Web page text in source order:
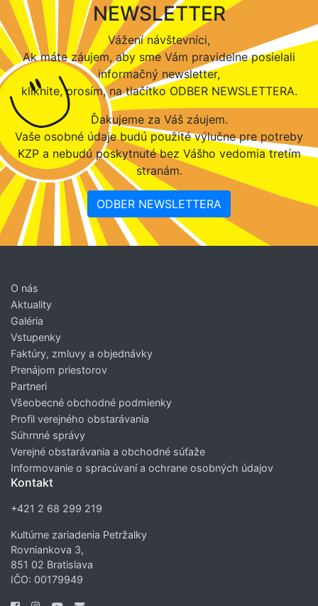
NEWSLETTER
Vážení návštevníci,
Ak máte záujem, aby sme Vám pravidelne posielali
informačný newsletter,
kliknite, prosím, na tlačítko ODBER NEWSLETTERA.
Ďakujeme za Váš záujem.
Vaše osobné údaje budú použité výlučne pre potreby
KZP a nebudú poskytnuté bez Vášho vedomia tretím
stranám.
ODBER NEWSLETTERA
O nás
Aktuality
Galéria
Vstupenky
Faktúry, zmluvy a objednávky
Prenájom priestorov
Partneri
Všeobecné obchodné podmienky
Profil verejného obstarávania
Súhrnné správy
Verejné obstarávania a obchodné súťaže
Informovanie o spracúvaní a ochrane osobných údajov
Kontakt
+421 2 68 299 219
Kultúrne zariadenia Petržalky
Rovniankova 3,
851 02 Bratislava
IČO: 00179949